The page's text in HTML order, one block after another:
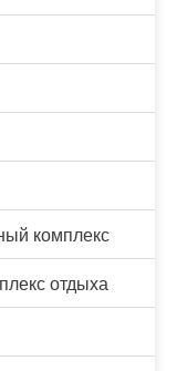
комплекс
отдыха